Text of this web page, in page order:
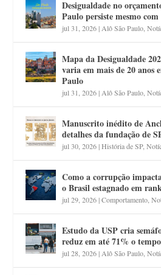
Desigualdade no
Paulo persiste mesmo
jul 31, 2026| Alô São Paulo ,
Mapa da Desigualdade
varia em mais de 20 anos
Paulo
jul 31, 2026| Alô São Paulo ,
Manuscrito inédito de
detalhes da fundação de
jul 30, 2026|História de SP,
Como a corrupção
o Brasil estagnado em
jul 29, 2026|Comportamento ,
Estudo da USP cria
reduz em até 71% o
jul 28, 2026| Alô São Paulo ,